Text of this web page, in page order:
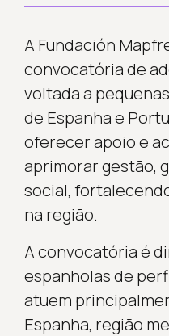
A Fundación
convocatória de
voltada a
de Espanha e
oferecer apoio e
aprimorar gestão,
social,
na região.
A convocatória é
espanholas de
atuem
Espanha, região